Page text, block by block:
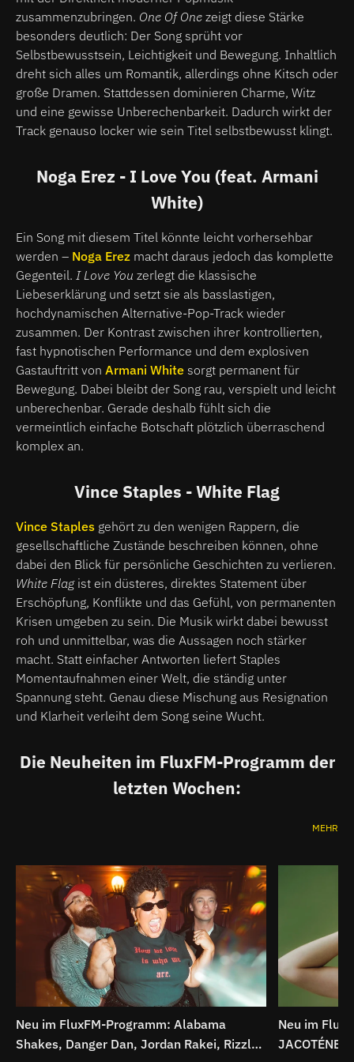
zusammenzubringen. One Of One zeigt diese Stärke
besonders deutlich: Der Song sprüht vor
Selbstbewusstsein, Leichtigkeit und Bewegung. Inhaltlich
dreht sich alles um Romantik, allerdings ohne Kitsch oder
große Dramen. Stattdessen dominieren Charme, Witz
und eine gewisse Unberechenbarkeit. Dadurch wirkt der
Track genauso locker wie sein Titel selbstbewusst klingt.
Noga Erez - I Love You (feat. Armani
White)
Ein Song mit diesem Titel könnte leicht vorhersehbar
werden – Noga Erez macht daraus jedoch das komplette
Gegenteil. I Love You zerlegt die klassische
Liebeserklärung und setzt sie als basslastigen,
hochdynamischen Alternative-Pop-Track wieder
zusammen. Der Kontrast zwischen ihrer kontrollierten,
fast hypnotischen Performance und dem explosiven
Gastauftritt von Armani White sorgt permanent für
Bewegung. Dabei bleibt der Song rau, verspielt und leicht
unberechenbar. Gerade deshalb fühlt sich die
vermeintlich einfache Botschaft plötzlich überraschend
komplex an.
Vince Staples - White Flag
Vince Staples gehört zu den wenigen Rappern, die
gesellschaftliche Zustände beschreiben können, ohne
dabei den Blick für persönliche Geschichten zu verlieren.
White Flagist ein düsteres, direktes Statement über
Erschöpfung, Konflikte und das Gefühl, von permanenten
Krisen umgeben zu sein. Die Musik wirkt dabei bewusst
roh und unmittelbar, was die Aussagen noch stärker
macht. Statt einfacher Antworten liefert Staples
Momentaufnahmen einer Welt, die ständig unter
Spannung steht. Genau diese Mischung aus Resignation
und Klarheit verleiht dem Song seine Wucht.
Die Neuheiten im FluxFM-Programm der
letzten Wochen:
MEHR
Neu im FluxFM-Programm: Alabama
Shakes, Danger Dan, Jordan Rakei, Rizzle
Neu im
JACOTÉNE,